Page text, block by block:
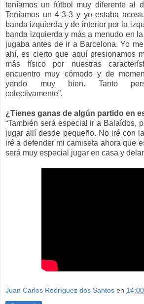
teníamos un fútbol muy diferente al
Teníamos un 4-3-3 y yo estaba
banda izquierda y de interior por la
banda izquierda y más a menudo en
jugaba antes de ir a Barcelona. Yo
ahí, es cierto que aquí presionamos
más físico por nuestras
encuentro muy cómodo y de
yendo muy bien. Tanto
colectivamente”.
¿Tienes ganas de algún partido en
“También será especial ir a Balaídos,
jugar allí desde pequeño. No iré con
iré a defender mi camiseta ahora que
será muy especial jugar en casa y
Juan Carlos Rodríguez dos Santos en 14:00